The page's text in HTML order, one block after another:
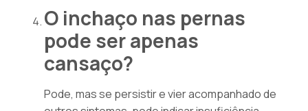
O inchaço nas pernas
pode ser apenas
cansaço?
Pode, mas se persistir e vier acompanhado de